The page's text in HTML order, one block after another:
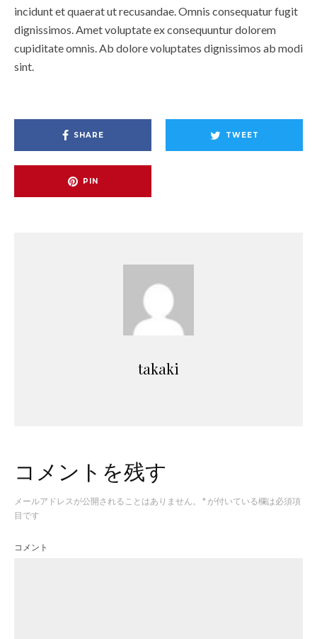
incidunt et quaerat ut recusandae. Omnis consequatur fugit
dignissimos. Amet voluptate ex consequuntur dolorem
cupiditate omnis. Ab dolore voluptates dignissimos ab modi
sint.
SHARE TWEET
PIN
takaki
コメントを残す
メールアドレスが公開されることはありません。 * が付いている欄は必須項
目です
コメント